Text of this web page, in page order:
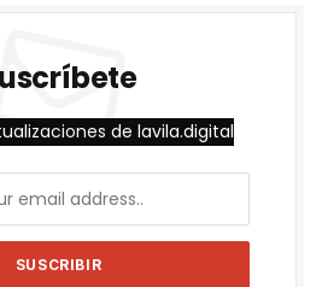
de lavila.digital